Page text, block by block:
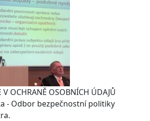
V OCHRANĚ OSOBNÍCH ÚDAJŮ
- Odbor bezpečnostní politiky